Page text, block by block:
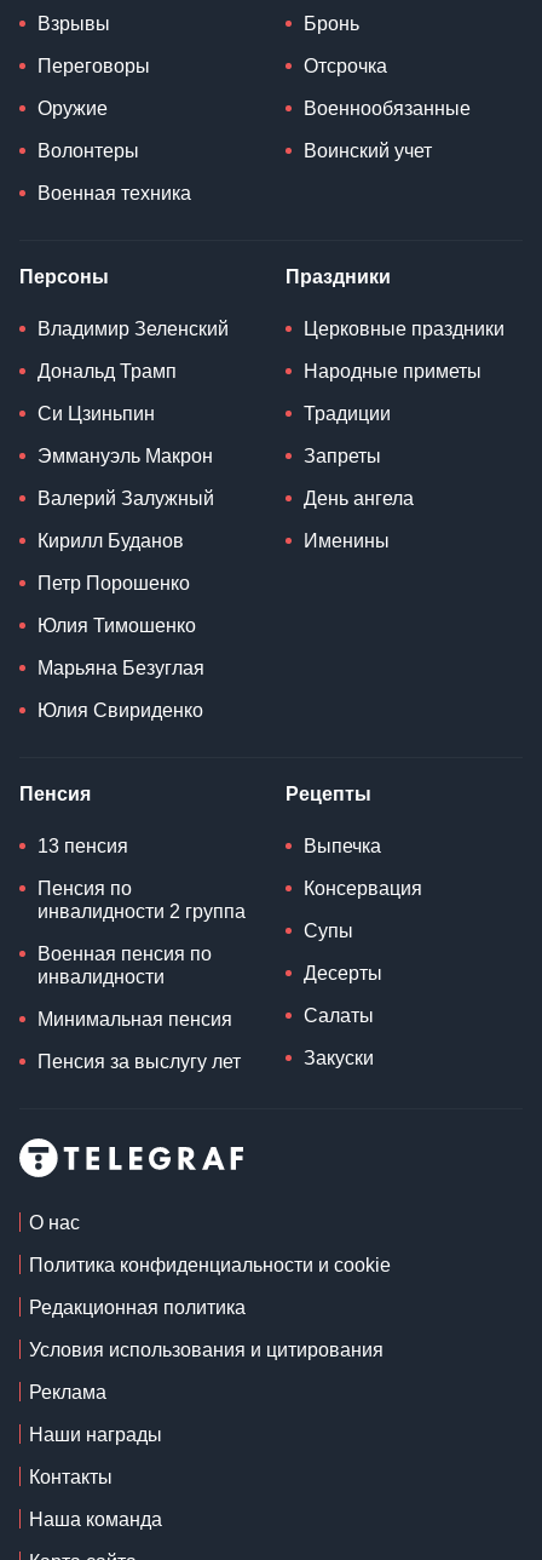
Взрывы
Переговоры
Оружие
Волонтеры
Военная техника
Бронь
Отсрочка
Военнообязанные
Воинский учет
Персоны
Владимир Зеленский
Дональд Трамп
Си Цзиньпин
Эммануэль Макрон
Валерий Залужный
Кирилл Буданов
Петр Порошенко
Юлия Тимошенко
Марьяна Безуглая
Юлия Свириденко
Праздники
Церковные праздники
Народные приметы
Традиции
Запреты
День ангела
Именины
Пенсия
13 пенсия
Пенсия по
инвалидности 2 группа
Военная пенсия по
инвалидности
Минимальная пенсия
Пенсия за выслугу лет
Рецепты
Выпечка
Консервация
Супы
Десерты
Салаты
Закуски
О нас
Политика конфиденциальности и cookie
Редакционная политика
Условия использования и цитирования
Реклама
Наши награды
Контакты
Наша команда